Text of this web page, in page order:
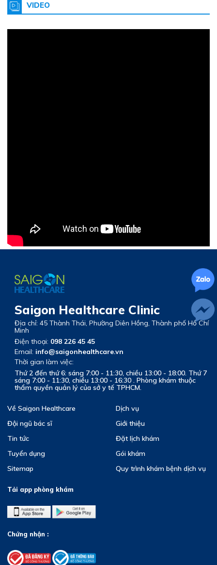
VIDEO
Saigon Healthcare Clinic
Địa chỉ: 45 Thành Thái, Phường Diên Hồng, Thành phố Hồ Chí
Minh
Điện thoại: 098 226 45 45
Email: info@saigonhealthcare.vn
Thời gian làm việc:
Thứ 2 đến thứ 6: sáng 7:00 - 11:30, chiều 13:00 - 18:00. Thứ 7
sáng 7:00 - 11:30, chiều 13:00 - 16:30 . Phòng khám thuộc
thẩm quyền quản lý của sở y tế TPHCM.
Về Saigon Healthcare
Đội ngũ bác sĩ
Tin tức
Tuyển dụng
Sitemap
Dịch vụ
Giới thiệu
Đặt lịch khám
Gói khám
Quy trình khám bệnh dịch vụ
Tải app phòng khám
Chứng nhận :